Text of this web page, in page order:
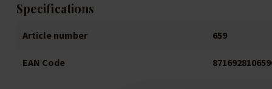
Specifications
Article number 659
EAN Code